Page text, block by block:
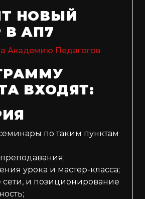
НОВЫЙ
В АП7
Академию Педагогов
ВХОДЯТ:
по таким пунктам
урока и мастер-класса;
и позиционирование